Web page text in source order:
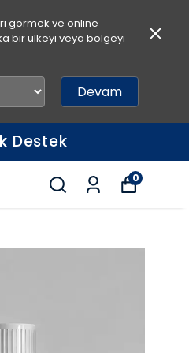
görmek ve online
bir ülkeyi veya bölgeyi
Devam
Destek
0